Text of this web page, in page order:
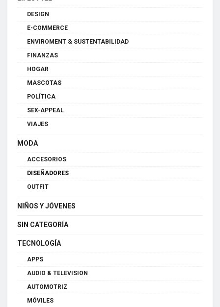
DESIGN
E-COMMERCE
ENVIROMENT & SUSTENTABILIDAD
FINANZAS
HOGAR
MASCOTAS
POLÍTICA
SEX-APPEAL
VIAJES
MODA
ACCESORIOS
DISEÑADORES
OUTFIT
NIÑOS Y JÓVENES
SIN CATEGORÍA
TECNOLOGÍA
APPS
AUDIO & TELEVISION
AUTOMOTRIZ
MÓVILES